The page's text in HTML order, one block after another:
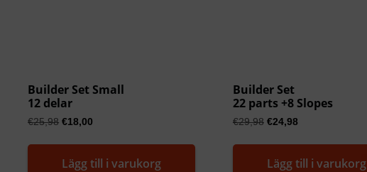
Builder Set Small
12 delar
€25,98 €18,00
Lägg till i varukorg
Builder Set
22 parts +8 Slopes
€29,98 €24,98
Lägg till i varukorg